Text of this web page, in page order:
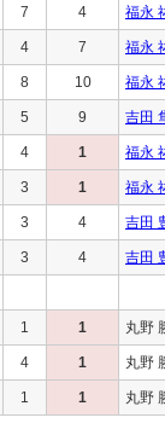
7 4 福永
4 7 福永
8 10 福永
5 9 吉田
4 1 福永
3 1 福永
3 4 吉田
3 4 吉田
1 1 丸野
4 1 丸野
1 1 丸野